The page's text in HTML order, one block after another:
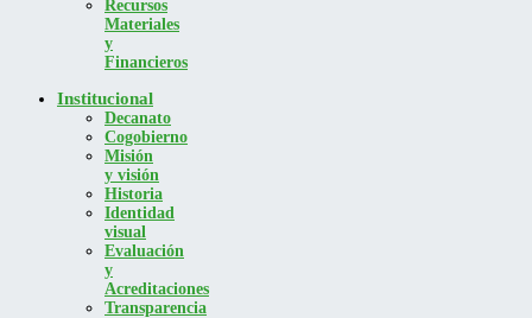
Recursos
Materiales
y
Financieros
Institucional
Decanato
Cogobierno
Misión
y visión
Historia
Identidad
visual
Evaluación
y
Acreditaciones
Transparencia